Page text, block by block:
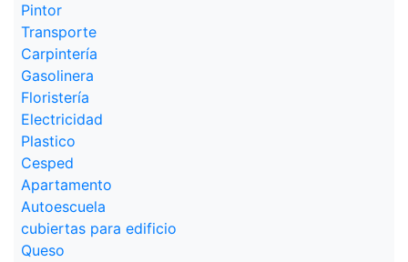
Pintor
Transporte
Carpintería
Gasolinera
Floristería
Electricidad
Plastico
Cesped
Apartamento
Autoescuela
cubiertas para edificio
Queso